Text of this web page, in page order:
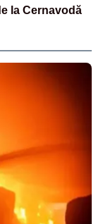
la Cernavodă